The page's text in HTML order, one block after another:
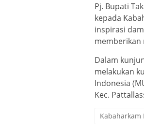
Pj. Bupati
kepada
inspirasi
memberikan
Dalam
melakukan
Indonesia
Kec.
Kabaharkam